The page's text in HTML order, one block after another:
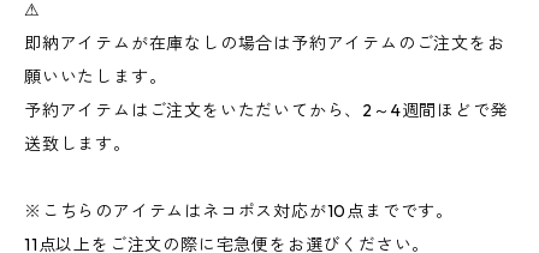
⚠︎
即納アイテムが在庫なしの場合は予約アイテムのご注文をお
願いいたします。
予約アイテムはご注文をいただいてから、2～4週間ほどで発
送致します。
※こちらのアイテムはネコポス対応が10点までです。
11点以上をご注文の際に宅急便をお選びください。